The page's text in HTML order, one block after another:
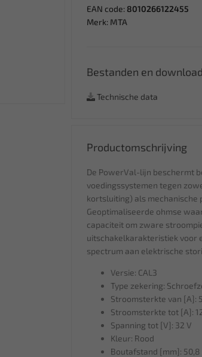
EAN code: 8010266122455
Merk: MTA
Bestanden en
Technische data
Productomschrijving
De PowerVal-lijn beschermt
voedingssystemen tegen
kortsluiting) als mechanische
Geoptimaliseerde ohmse
capaciteit om zware
uitschakelkarakteristiek voor
spectrum aan elektrische
Versie: CAL3
Type zekering:
Stroomsterkte van [A]:
Stroomsterkte tot [A]:
Spanning tot [V]: 32 V
Kleur: Rood
Boutafstand [mm]: 50,8